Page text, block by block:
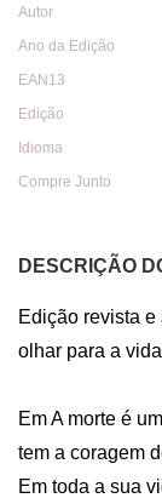
Autor
Ano da Edição
EAN13
Edição
Idioma
Compre Junto
DESCRIÇÃO
Edição revista
olhar para a
Em A morte é
tem a coragem
Em toda a sua